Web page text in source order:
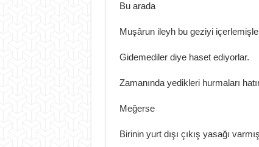
Bu arada
Muşârun ileyh bu geziyi
Gidemediler diye haset ediyorlar.
Zamanında yedikleri hurmaları
Meğerse
Birinin yurt dışı çıkış yasağı